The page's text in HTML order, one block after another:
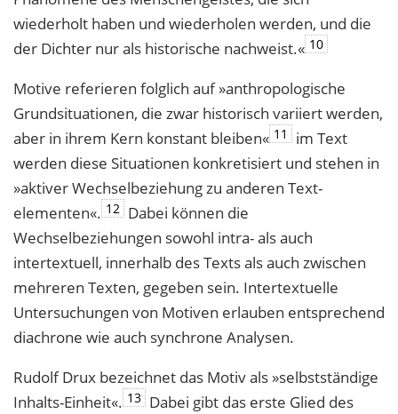
wiederholt haben und wiederholen werden, und die
der Dichter nur als historische nachweist.« 10
Motive referieren folglich auf »anthropologische
Grundsituationen, die zwar histo­risch variiert werden,
aber in ihrem Kern konstant bleiben« 11
im Text
werden diese Situationen konkretisiert und stehen in
»aktiver Wechselbeziehung zu anderen Text­
elementen«. 12 Dabei können die
Wechselbeziehungen sowohl intra- als auch
intertextuell, innerhalb des Texts als auch zwischen
mehreren Texten, gegeben sein. Intertextuelle
Untersuchungen von Motiven erlauben entsprechend
diachrone wie auch synchrone Analysen.
Rudolf Drux bezeichnet das Motiv als »selbstständige
Inhalts-Einheit«. 13 Dabei gibt das erste Glied des